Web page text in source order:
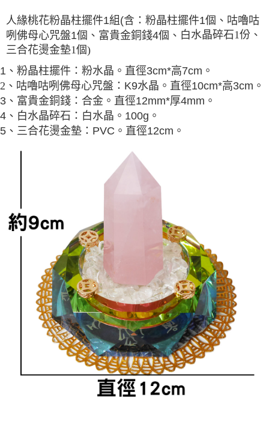
AFTEE先享後付是「在收到商品之後才付款」的支付方式。 讓您購物簡單
便利好安心！
１．簡單：不需註冊會員、不需綁卡、不需儲值。
２．便利：只要手機號碼，簡訊認證，即可結帳。
３．安心：先確認商品／服務後，再付款。
【「AFTEE先享後付」結帳流程】
１．於結帳方式選擇「AFTEE先享後付」後，將跳轉至「AFTEE先享後付」
結帳頁面，進行簡訊認證並確認金額後，即可完成結帳。
２．訂單成立數日內，您將收到繳費通知簡訊。
３．收到繳費通知簡訊後14天內，點擊此簡訊中的連結，可透過四大超商／
ATM／網路銀行／等多元方式進行付款，方視為交易完成。
購買商品的店家。未經商家同意取消之訂單仍視為有效，需透過AFTEE先享
※ 交易是否成功請以「AFTEE先享後付 」之結帳頁面顯示為準，若有關於
是否繳費成功／繳費後需取消欲退款等相關疑問，請聯繫「AFTEE先享後付
https://netprotections.freshdesk.com/support/home
【注意事項】
１．透過由恩沛科技股份有限公司提供之「AFTEE先享後付」服務完成之交
易，需依本服務之必要範圍內提供個人資料，並將交易相關給付款項請求債
權轉讓予恩沛科技股份有限公司。
２．關於個人資料處理事宜，請瀏覽以下網址：
https://aftee.tw/terms/#terms3
３．未成年的使用者請事先徵得法定代理人或監護人之同意方可使用
「AFTEE先享後付」，若未經同意申辦者引起之損失，本公司不負相關責
４．使用「AFTEE先享後付」時，將依據個別帳號之用戶狀況，依本公司即
時審查核予不同之上限額度；若仍有額度不足之情形，本公司將視審查結果
請求用戶進行身份認證。
５．嚴禁一人註冊多個帳號或使用他人資訊註冊。若發現惡意使用之情形，
恩沛科技股份有限公司將有權停止該用戶之使用額度並採取法律行動。
運送方式
每筆NT$80，滿NT$800(含以上)免運費
人緣桃花粉晶柱擺件1組(含： 粉晶柱擺件1個 、咕嚕咕
咧佛母心咒盤1個、富貴金銅錢4個、 白水晶碎石1份、
三合花燙金墊1個)
1、粉晶柱擺件：粉水晶。直徑3cm*高7cm。
2、咕嚕咕咧佛母心咒盤 ： K9水晶。直徑10cm*高3cm。
3、富貴金銅錢 ： 合金。直徑12mm*厚4mm。
4、白水晶碎石：白水晶。100g。
5、三合花燙金墊：PVC。直徑12cm。